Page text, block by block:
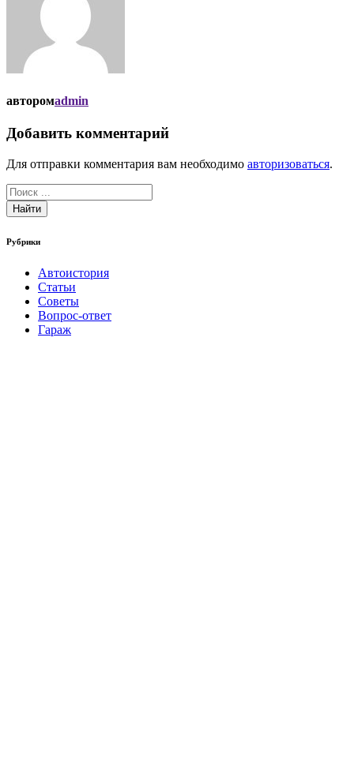
авторомadmin
Добавить комментарий
Для отправки комментария вам необходимо авторизоваться.
Найти
Рубрики
Автоистория
Статьи
Советы
Вопрос-ответ
Гараж